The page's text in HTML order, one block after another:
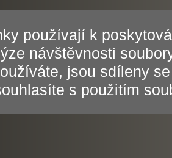
používají k
návštěvnosti
jsou sdíleny
s použitím